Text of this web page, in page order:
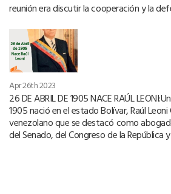
reunión era discutir la cooperación y la
Apr 26th 2023
26 DE ABRIL DE 1905 NACE RAÚL
1905 nació en el estado Bolívar, Raúl
venezolano que se destacó como
del Senado, del Congreso de la República